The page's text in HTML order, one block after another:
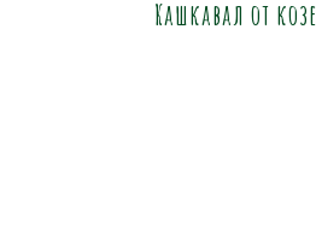
Кашкавал от